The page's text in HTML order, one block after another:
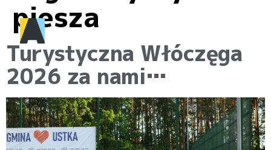
piesza
Turystyczna Włóczęga
2026 za nami…